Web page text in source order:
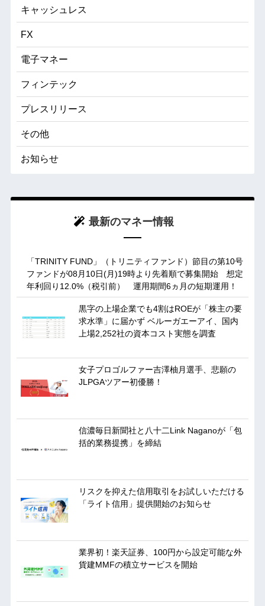
キャッシュレス
FX
電子マネー
フィンテック
プレスリリース
その他
お知らせ
最新のマネー情報
「TRINITY FUND」（トリニティファンド）節目の第10号
ファンドが08月10日(月)19時より先着順で募集開始 想定
年利回り12.0%（税引前） 運用期間6ヵ月の短期運用！
黒字の上場企業でも4割はROEが「株主の要
求水準」に届かず ベルーガエーアイ、国内
上場2,252社の資本コスト実態を調査
女子プロゴルファー吉澤柚月選手、悲願の
JLPGAツアー初優勝！
信濃毎日新聞社と八十二Link Naganoが「包
括的業務提携」を締結
リスクを抑えた信用取引をお試しいただける
「ライト信用」提供開始のお知らせ
業界初！楽天証券、100円から設定可能な外
貨建MMFの積立サービスを開始